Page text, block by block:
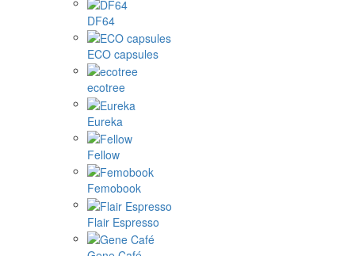
Illy un citi
1Zpresso
4Barista
9Barista
Aram coffee
Bellman coffee